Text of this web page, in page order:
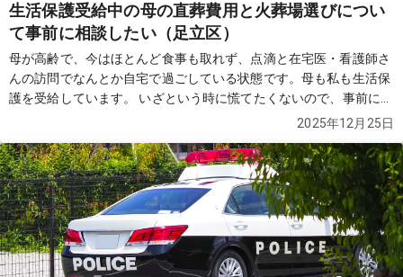
生活保護受給中の母の直葬費用と火葬場選びについ
て事前に相談したい（足立区）
母が高齢で、今はほとんど食事も取れず、点滴と在宅医・看護師さ
んの訪問でなんとか自宅で過ごしている状態です。母も私も生活保
護を受給しています。 いざという時に慌てたくないので、事前に直
葬（火葬式）について相談したいと思い、質問させていただきま
足立区から近いのは谷塚斎場（八潮市）だと思うのですが、葬儀社
さんからは「江戸川区の瑞江葬儀所を使うと、生活保護の減額が適
用されて火葬料が5万9,600円から600円まで下がるケースがある」
とも聞きました。 足立区からは瑞江葬儀所が遠いので、 ・近い谷
塚斎場で行うべきか ・多少遠くても減額のある公営火葬場（瑞江葬
儀所など）を選ぶべきか 悩んでいます。 また、生活保護の場合に
2025年12月25日